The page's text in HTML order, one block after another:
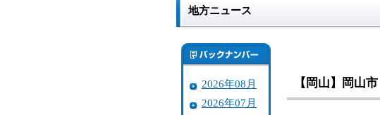
地方ニュース
2026年08月
2026年07月
【岡山】岡山